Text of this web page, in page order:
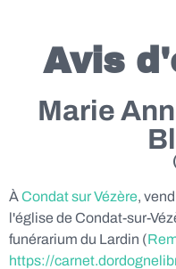
Avis
Marie
ÀCondat sur Vézère,
l'église de Condat-sur-
funérarium du Lardin (
https://